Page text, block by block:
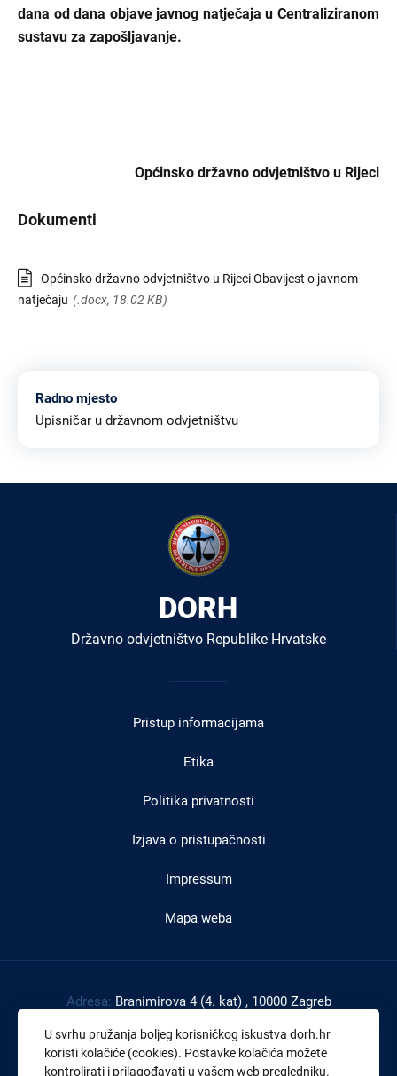
dana od dana objave javnog natječaja u Centraliziranom
sustavu za zapošljavanje.
Općinsko državno odvjetništvo u Rijeci
Dokumenti
Općinsko državno odvjetništvo u Rijeci Obavijest o javnom
natječaju (.docx, 18.02 KB)
Radno mjesto
Upisničar u državnom odvjetništvu
DORH
Državno odvjetništvo Republike Hrvatske
Pristup informacijama
Etika
Politika privatnosti
Izjava o pristupačnosti
Impressum
Mapa weba
Adresa: Branimirova 4 (4. kat) , 10000 Zagreb
Tel: +385 1 4591 888
Faks:+385 1 4591 816
U svrhu pružanja boljeg korisničkog iskustva dorh.hr
koristi kolačiće (cookies). Postavke kolačića možete
kontrolirati i prilagođavati u vašem web pregledniku.